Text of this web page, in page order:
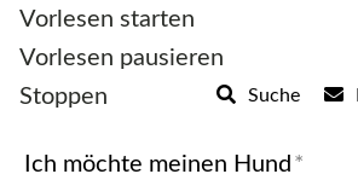
Vorlesen starten
Vorlesen pausieren
Stoppen
Suche
Hunden
Ich möchte meinen Hund *